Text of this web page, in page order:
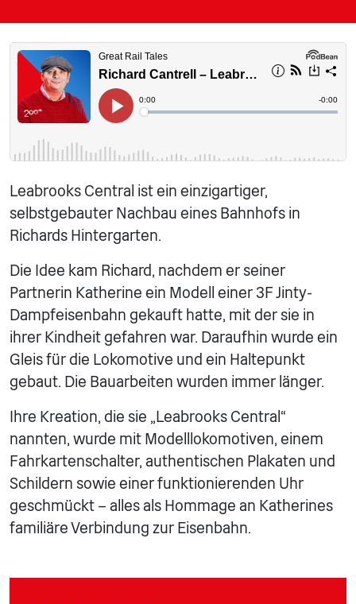
Leabrooks Central ist ein einzigartiger,
selbstgebauter Nachbau eines Bahnhofs in
Richards Hintergarten.
Die Idee kam Richard, nachdem er seiner
Partnerin Katherine ein Modell einer 3F Jinty-
Dampfeisenbahn gekauft hatte, mit der sie in
ihrer Kindheit gefahren war. Daraufhin wurde ein
Gleis für die Lokomotive und ein Haltepunkt
gebaut. Die Bauarbeiten wurden immer länger.
Ihre Kreation, die sie „Leabrooks Central“
nannten, wurde mit Modelllokomotiven, einem
Fahrkartenschalter, authentischen Plakaten und
Schildern sowie einer funktionierenden Uhr
geschmückt – alles als Hommage an Katherines
familiäre Verbindung zur Eisenbahn.